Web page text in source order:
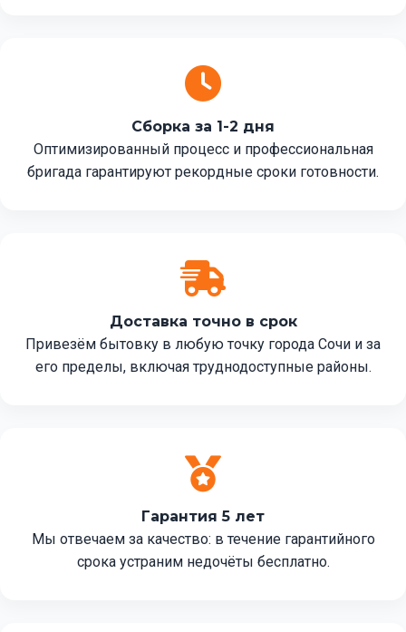
Сборка за 1-2 дня
Оптимизированный процесс и профессиональная
бригада гарантируют рекордные сроки готовности.
Доставка точно в срок
Привезём бытовку в любую точку города Сочи и за
его пределы, включая труднодоступные районы.
Гарантия 5 лет
Мы отвечаем за качество: в течение гарантийного
срока устраним недочёты бесплатно.